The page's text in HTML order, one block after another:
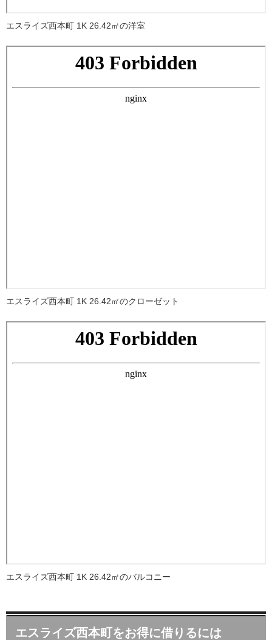
エスライズ西本町 1K 26.42㎡の洋室
エスライズ西本町 1K 26.42㎡のクローゼット
エスライズ西本町 1K 26.42㎡のバルコニー
エスライズ西本町をお得に借りるには